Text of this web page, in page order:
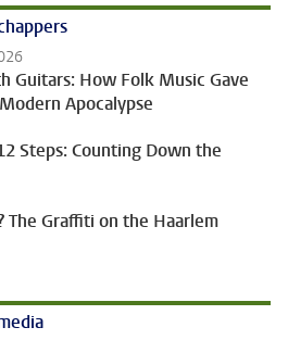
Guitars: How Folk Music Gave
Apocalypse
Steps: Counting Down the
The Graffiti on the Haarlem